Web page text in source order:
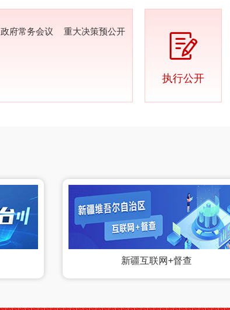
政府常务会议 重大决策预公开
执行公开
新疆互联网+督查